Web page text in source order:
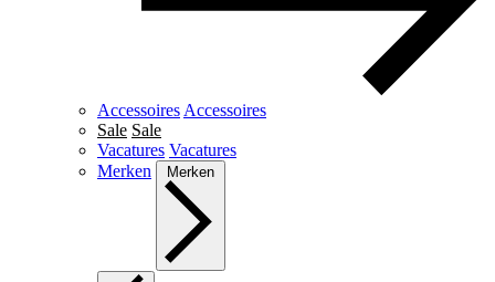
Accessoires Accessoires
Sale Sale
Vacatures Vacatures
Merken
Merken